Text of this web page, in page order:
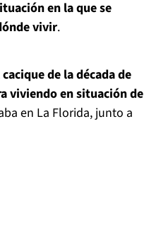
en la que se
vivir.
de la década de
viviendo en situación de
en La Florida, junto a